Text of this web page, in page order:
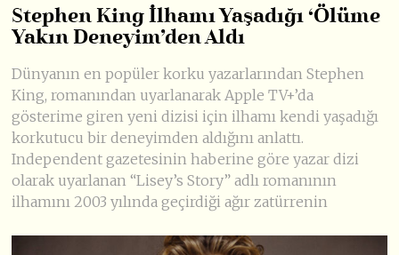
Stephen King İlhamı Yaşadığı ‘Ölüme
Yakın Deneyim’den Aldı
Dünyanın en popüler korku yazarlarından Stephen
King, romanından uyarlanarak Apple TV+’da
gösterime giren yeni dizisi için ilhamı kendi yaşadığı
korkutucu bir deneyimden aldığını anlattı.
Independent gazetesinin haberine göre yazar dizi
olarak uyarlanan “Lisey’s Story” adlı romanının
ilhamını 2003 yılında geçirdiği ağır zatürrenin